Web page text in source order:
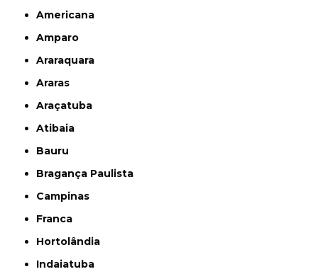
Americana
Amparo
Araraquara
Araras
Araçatuba
Atibaia
Bauru
Bragança Paulista
Campinas
Franca
Hortolândia
Indaiatuba